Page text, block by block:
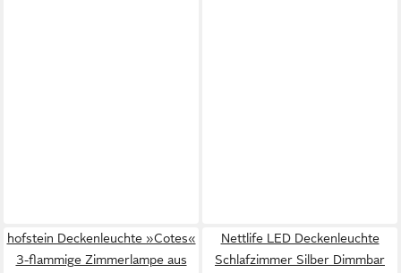
hofstein Deckenleuchte »Cotes«
3-flammige Zimmerlampe aus
Nettlife LED Deckenleuchte
Schlafzimmer Silber Dimmbar